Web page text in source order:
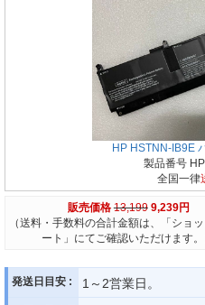
HP HSTNN-IB9E
製品番号
全国一律
販売価格 13,199 9,239円
（送料・手数料の合計金額は、「ショ
ート」にてご確認いただけます。
発送日目安 : 1～2営業日。